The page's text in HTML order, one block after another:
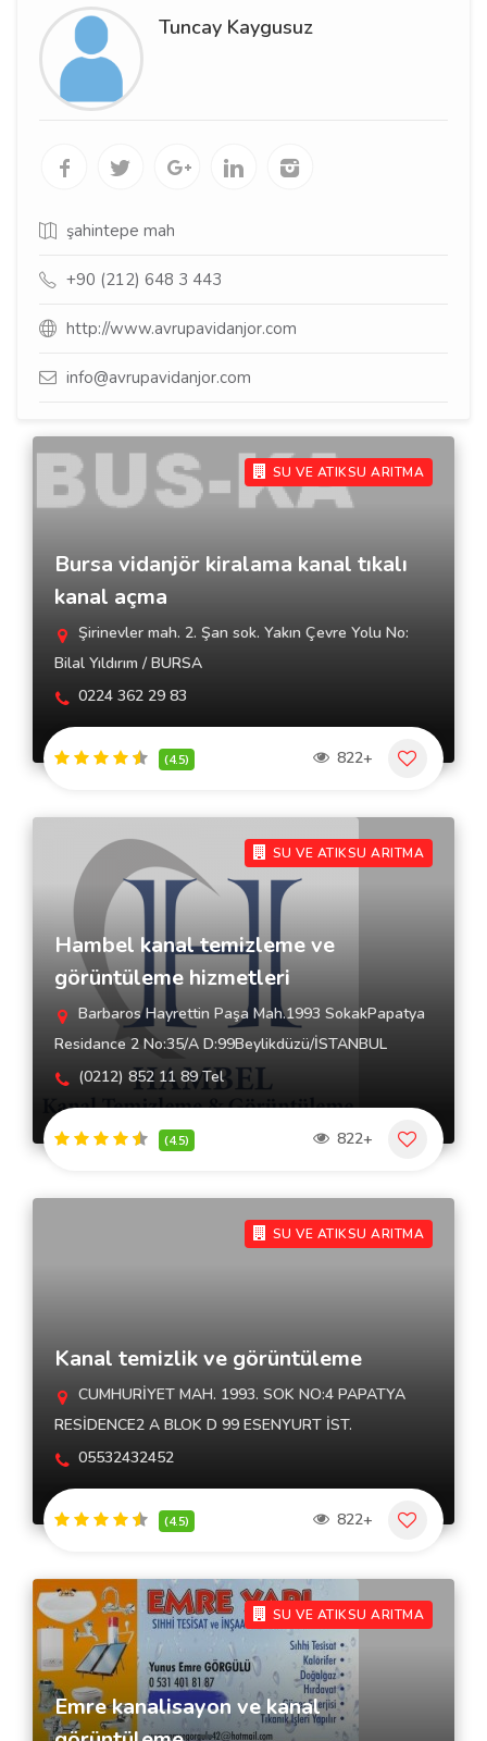
Tuncay Kaygusuz
şahintepe mah
+90 (212) 648 3 443
http://www.avrupavidanjor.com
info@avrupavidanjor.com
SU VE ATIKSU ARITMA
Bursa vidanjör kiralama kanal tıkalı
kanal açma
Şirinevler mah. 2. Şan sok. Yakın Çevre Yolu No:
Bilal Yıldırım / BURSA
0224 362 29 83
(4.5) 822+
SU VE ATIKSU ARITMA
Hambel kanal temizleme ve
görüntüleme hizmetleri
Barbaros Hayrettin Paşa Mah.1993 SokakPapatya
Residance 2 No:35/A D:99Beylikdüzü/İSTANBUL
(0212) 852 11 89 Tel
(4.5) 822+
SU VE ATIKSU ARITMA
Kanal temizlik ve görüntüleme
CUMHURİYET MAH. 1993. SOK NO:4 PAPATYA
RESİDENCE2 A BLOK D 99 ESENYURT İST.
05532432452
(4.5) 822+
SU VE ATIKSU ARITMA
Emre kanalisayon ve kanal